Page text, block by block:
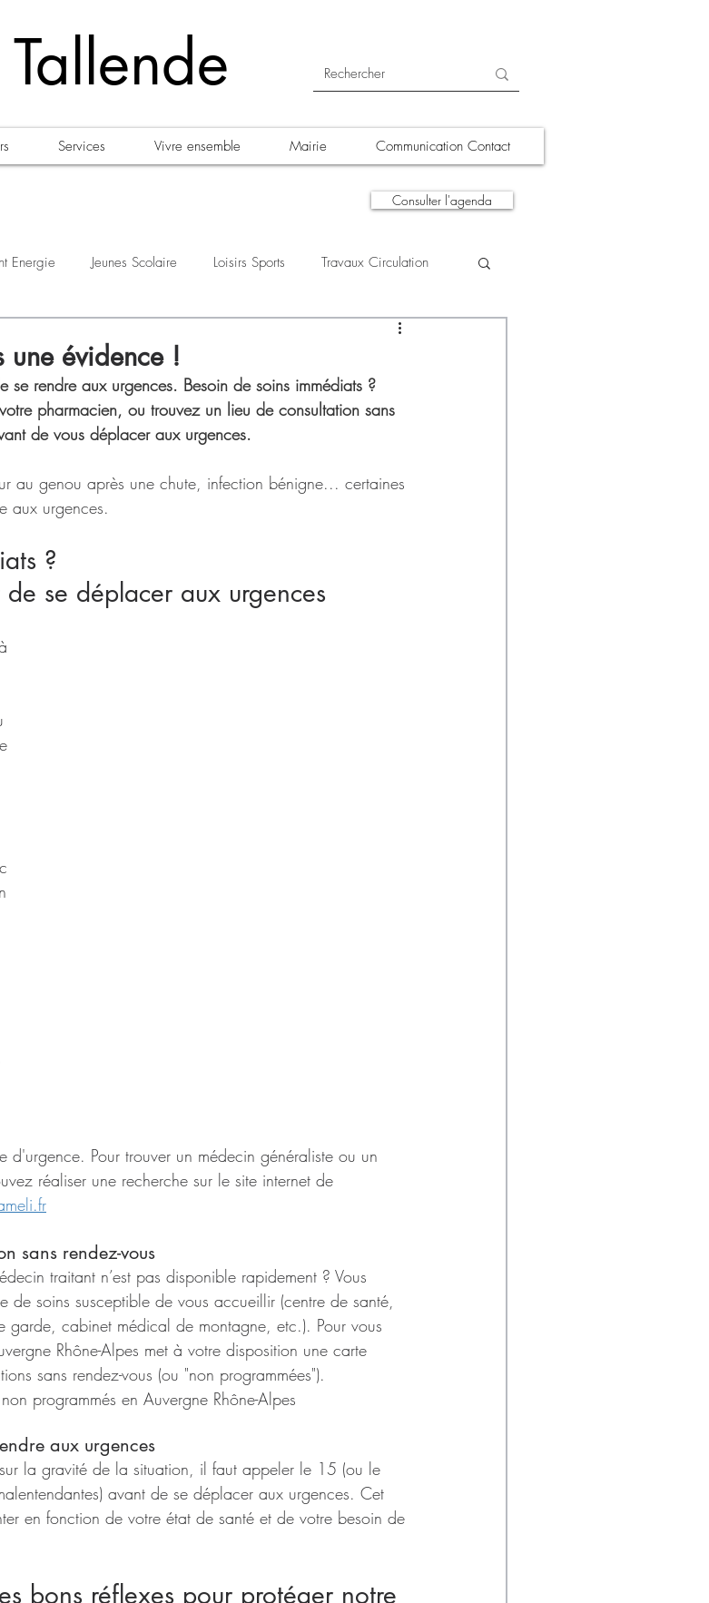
Tallende
Services Vivre ensemble Mairie Communication Contact
Consulter l'agenda
Energie Jeunes Scolaire Loisirs Sports Travaux Circulation
A la une
une évidence !
se rendre aux urgences. Besoin de soins immédiats ?
pharmacien, ou trouvez un lieu de consultation sans
de vous déplacer aux urgences.
au genou après une chute, infection bénigne... certaines
aux urgences.
?
se déplacer aux urgences
d'urgence. Pour trouver un médecin généraliste ou un
réaliser une recherche sur le site internet de
sans rendez-vous
traitant n’est pas disponible rapidement ? Vous
de soins susceptible de vous accueillir (centre de santé,
garde, cabinet médical de montagne, etc.). Pour vous
Rhône-Alpes met à votre disposition une carte
sans rendez-vous (ou "non programmées").
programmés en Auvergne Rhône-Alpes
aux urgences
la gravité de la situation, il faut appeler le 15 (ou le
avant de se déplacer aux urgences. Cet
en fonction de votre état de santé et de votre besoin de
bons réflexes pour protéger notre